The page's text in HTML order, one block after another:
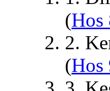
(Hos
2.
(Hos